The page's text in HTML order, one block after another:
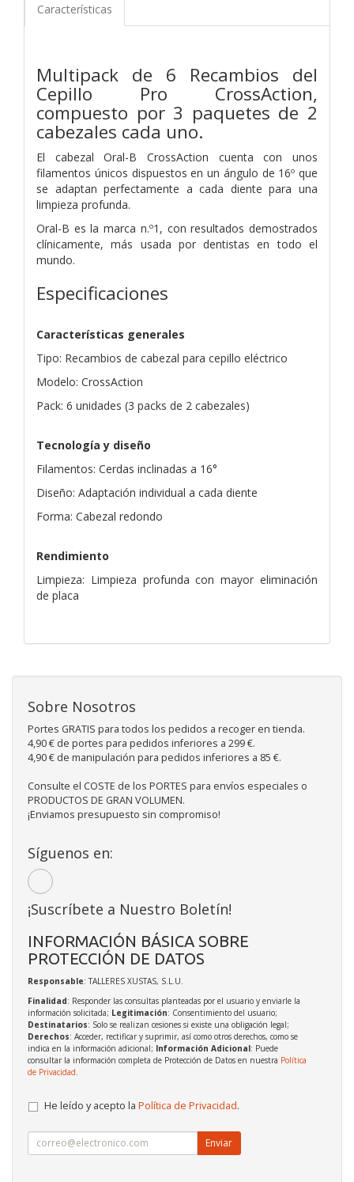
Características
Multipack de 6 Recambios del
Cepillo Pro CrossAction,
compuesto por 3 paquetes de 2
cabezales cada uno.
El cabezal Oral-B CrossAction cuenta con unos
filamentos únicos dispuestos en un ángulo de 16º que
se adaptan perfectamente a cada diente para una
limpieza profunda.
Oral-B es la marca n.º1, con resultados demostrados
clínicamente, más usada por dentistas en todo el
mundo.
Especificaciones
Características generales
Tipo: Recambios de cabezal para cepillo eléctrico
Modelo: CrossAction
Pack: 6 unidades (3 packs de 2 cabezales)
Tecnología y diseño
Filamentos: Cerdas inclinadas a 16°
Diseño: Adaptación individual a cada diente
Forma: Cabezal redondo
Rendimiento
Limpieza: Limpieza profunda con mayor eliminación
de placa
Sobre Nosotros
Portes GRATIS para todos los pedidos a recoger en tienda.
4,90 € de portes para pedidos inferiores a 299 €.
4,90 € de manipulación para pedidos inferiores a 85 €.
Consulte el COSTE de los PORTES para envíos especiales o
PRODUCTOS DE GRAN VOLUMEN.
¡Enviamos presupuesto sin compromiso!
Síguenos en:
¡Suscríbete a Nuestro Boletín!
INFORMACIÓN BÁSICA SOBRE
PROTECCIÓN DE DATOS
Responsable: TALLERES XUSTAS, S.L.U.
Finalidad: Responder las consultas planteadas por el usuario y enviarle la
información solicitada; Legitimación: Consentimiento del usuario;
Destinatarios: Solo se realizan cesiones si existe una obligación legal;
Derechos: Acceder, rectificar y suprimir, así como otros derechos, como se
indica en la información adicional; Información Adicional: Puede
consultar la información completa de Protección de Datos en nuestra Política
de Privacidad
He leído y acepto la Política de Privacidad.
Enviar